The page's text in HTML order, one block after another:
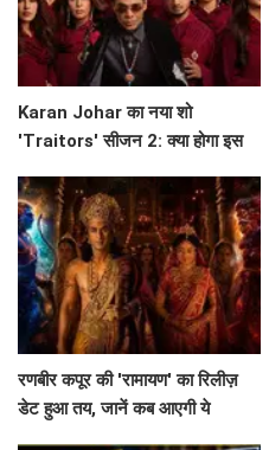
Karan Johar का नया शो
'Traitors' सीजन 2: क्या होगा इस
रणबीर कपूर की 'रामायण' का रिलीज़
डेट हुआ तय, जानें कब आएगी ये